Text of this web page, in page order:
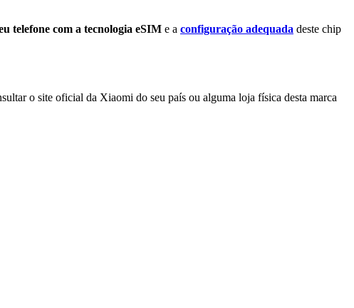
telefone com a tecnologia eSIM e a configuração adequada deste chip
o site oficial da Xiaomi do seu país ou alguma loja física desta marca